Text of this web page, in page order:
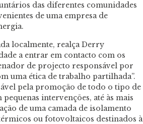
das diferentes comunidades
de uma empresa de
localmente, realça Derry
a entrar em contacto com os
de projecto responsável por
uma ética de trabalho partilhada”.
pela promoção de todo o tipo de
intervenções, até às mais
de uma camada de isolamento
ou fotovol­taicos destinados à